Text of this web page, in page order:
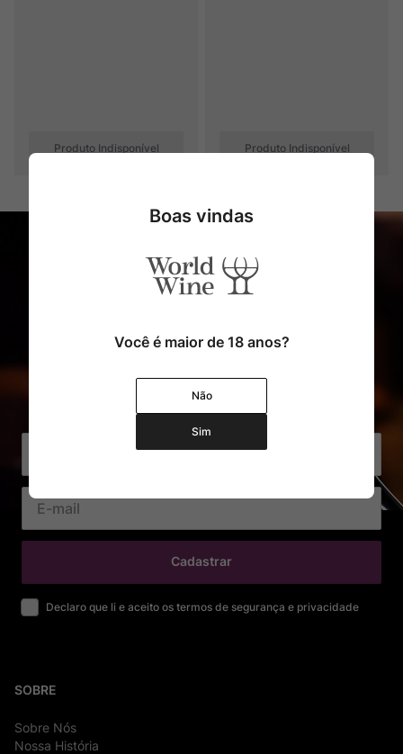
Produto Indisponível Produto Indisponível
Cadastre o seu e-mail e receba
com exclusividade Ofertas e Novidades
Cadastrar
Declaro que li e aceito os termos de segurança e privacidade
SOBRE
Sobre Nós
Nossa História
Boas vindas
Você é maior de 18 anos?
Não
Sim